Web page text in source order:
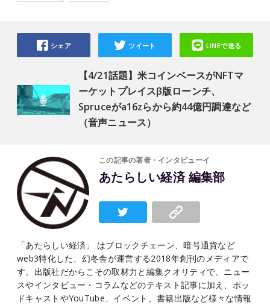
【4/21話題】米コインベースがNFTマ
ーケットプレイスβ版ローンチ、
Spruceがa16zらから約44億円調達など
（音声ニュース）
シェア ツイート LINEで送る
この記事の著者・インタビューイ
あたらしい経済 編集部
「あたらしい経済」 はブロックチェーン、暗号通貨など
web3特化した、幻冬舎が運営する2018年創刊のメディアで
す。出版社だからこその取材力と編集クオリティで、ニュー
スやインタビュー・コラムなどのテキスト記事に加え、ポッ
ドキャストやYouTube、イベント、書籍出版など様々な情報